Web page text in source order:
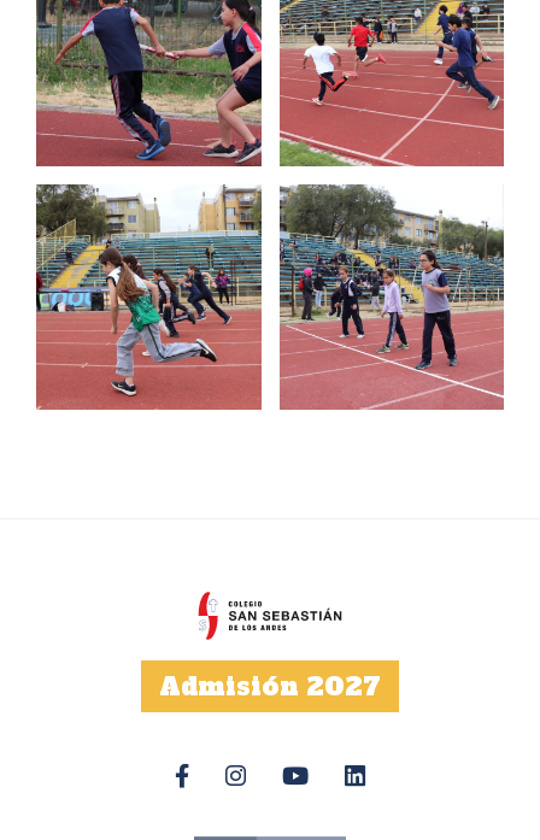
Admisión 2027